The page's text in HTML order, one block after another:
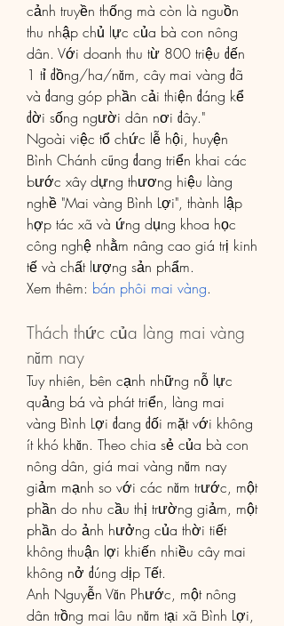
cảnh truyền thống mà còn là nguồn
thu nhập chủ lực của bà con nông
dân. Với doanh thu từ 800 triệu đến
1 tỉ đồng/ha/năm, cây mai vàng đã
và đang góp phần cải thiện đáng kể
đời sống người dân nơi đây."
Ngoài việc tổ chức lễ hội, huyện
Bình Chánh cũng đang triển khai các
bước xây dựng thương hiệu làng
nghề "Mai vàng Bình Lợi", thành lập
hợp tác xã và ứng dụng khoa học
công nghệ nhằm nâng cao giá trị kinh
tế và chất lượng sản phẩm.
Xem thêm: bán phôi mai vàng.
Thách thức của làng mai vàng
năm nay
Tuy nhiên, bên cạnh những nỗ lực
quảng bá và phát triển, làng mai
vàng Bình Lợi đang đối mặt với không
ít khó khăn. Theo chia sẻ của bà con
nông dân, giá mai vàng năm nay
giảm mạnh so với các năm trước, một
phần do nhu cầu thị trường giảm, một
phần do ảnh hưởng của thời tiết
không thuận lợi khiến nhiều cây mai
không nở đúng dịp Tết.
Anh Nguyễn Văn Phước, một nông
dân trồng mai lâu năm tại xã Bình Lợi,